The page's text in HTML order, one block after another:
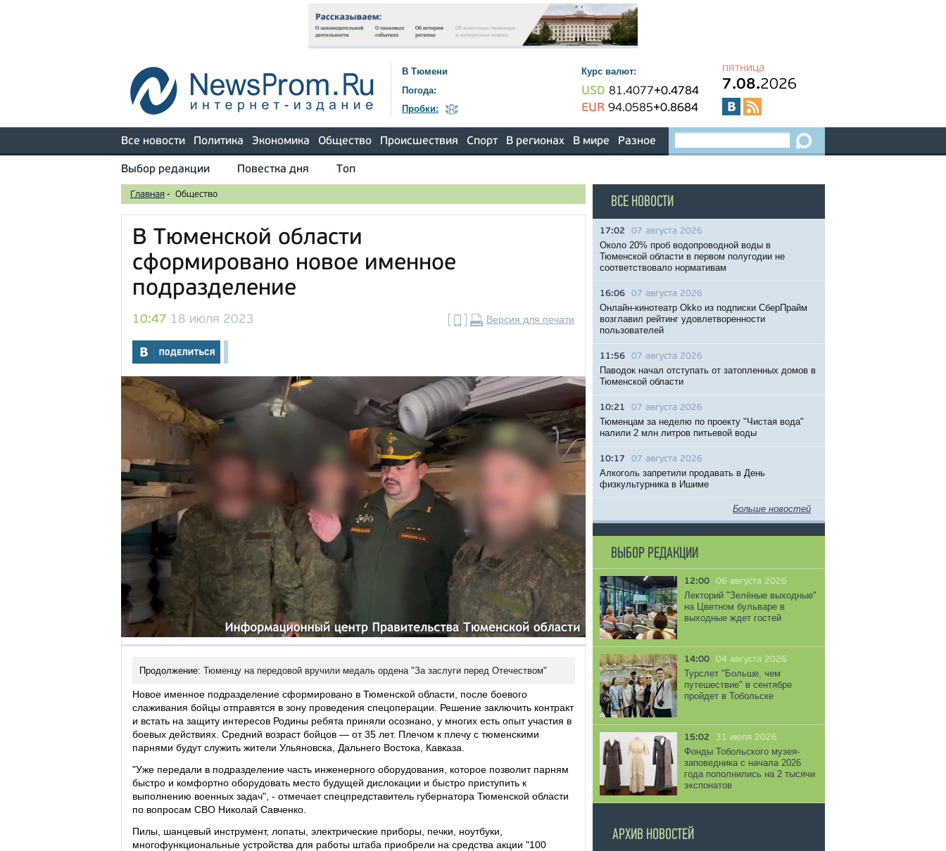
В Тюмени
Погода:
Пробки:
Курс валют:
USD 81.4077+0.4784
EUR 94.0585+0.8684
пятница
7.08.2026
Все новости Политика Экономика Общество Происшествия Спорт В регионах В мире Разное
Выбор редакции Повестка дня Топ
Главная - Общество
В Тюменской области
сформировано новое именное
подразделение
10:47 18 июля 2023 Версия для печати
Продолжение: Тюменцу на передовой вручили медаль ордена "За заслуги перед Отечеством"
Новое именное подразделение сформировано в Тюменской области, после боевого
слаживания бойцы отправятся в зону проведения спецоперации. Решение заключить контракт
и встать на защиту интересов Родины ребята приняли осознано, у многих есть опыт участия в
боевых действиях. Средний возраст бойцов — от 35 лет. Плечом к плечу с тюменскими
парнями будут служить жители Ульяновска, Дальнего Востока, Кавказа.
"Уже передали в подразделение часть инженерного оборудования, которое позволит парням
быстро и комфортно оборудовать место будущей дислокации и быстро приступить к
выполнению военных задач", - отмечает спецпредставитель губернатора Тюменской области
по вопросам СВО Николай Савченко.
Пилы, шанцевый инструмент, лопаты, электрические приборы, печки, ноутбуки,
многофункциональные устройства для работы штаба приобрели на средства акции "100
ВСЕ НОВОСТИ
17:02 07 августа 2026
Около 20% проб водопроводной воды в
Тюменской области в первом полугодии не
соответствовало нормативам
16:06 07 августа 2026
Онлайн-кинотеатр Okko из подписки СберПрайм
возглавил рейтинг удовлетворенности
пользователей
11:56 07 августа 2026
Паводок начал отступать от затопленных домов в
Тюменской области
10:21 07 августа 2026
Тюменцам за неделю по проекту "Чистая вода"
налили 2 млн литров питьевой воды
10:17 07 августа 2026
Алкоголь запретили продавать в День
физкультурника в Ишиме
Больше новостей
ВЫБОР РЕДАКЦИИ
12:00 06 августа 2026
Лекторий "Зелёные выходные"
на Цветном бульваре в
выходные ждет гостей
14:00 04 августа 2026
Турслет "Больше, чем
путешествие" в сентябре
пройдет в Тобольске
15:02 31 июля 2026
Фонды Тобольского музея-
заповедника с начала 2026
года пополнились на 2 тысячи
экспонатов
АРХИВ НОВОСТЕЙ